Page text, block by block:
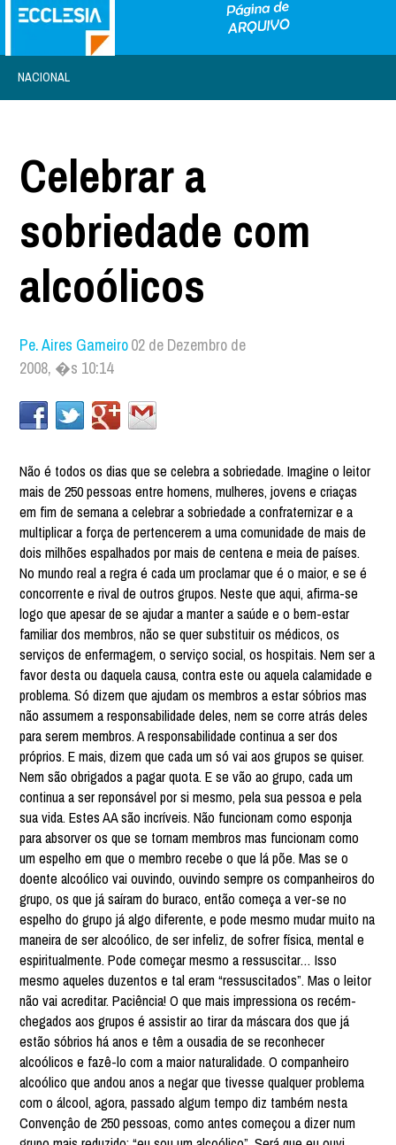
NACIONAL
Celebrar a
sobriedade com
alcoólicos
Pe. Aires Gameiro02 de Dezembro de
2008, �s 10:14
Não é todos os dias que se celebra a sobriedade. Imagine o leitor
mais de 250 pessoas entre homens, mulheres, jovens e criaças
em fim de semana a celebrar a sobriedade a confraternizar e a
multiplicar a força de pertencerem a uma comunidade de mais de
dois milhões espalhados por mais de centena e meia de países.
No mundo real a regra é cada um proclamar que é o maior, e se é
concorrente e rival de outros grupos. Neste que aqui, afirma-se
logo que apesar de se ajudar a manter a saúde e o bem-estar
familiar dos membros, não se quer substituir os médicos, os
serviços de enfermagem, o serviço social, os hospitais. Nem ser a
favor desta ou daquela causa, contra este ou aquela calamidade e
problema. Só dizem que ajudam os membros a estar sóbrios mas
não assumem a responsabilidade deles, nem se corre atrás deles
para serem membros. A responsabilidade continua a ser dos
próprios. E mais, dizem que cada um só vai aos grupos se quiser.
Nem são obrigados a pagar quota. E se vão ao grupo, cada um
continua a ser reponsável por si mesmo, pela sua pessoa e pela
sua vida. Estes AA são incríveis. Não funcionam como esponja
para absorver os que se tornam membros mas funcionam como
um espelho em que o membro recebe o que lá põe. Mas se o
doente alcoólico vai ouvindo, ouvindo sempre os companheiros do
grupo, os que já saíram do buraco, então começa a ver-se no
espelho do grupo já algo diferente, e pode mesmo mudar muito na
maneira de ser alcoólico, de ser infeliz, de sofrer física, mental e
espiritualmente. Pode começar mesmo a ressuscitar… Isso
mesmo aqueles duzentos e tal eram “ressuscitados”. Mas o leitor
não vai acreditar. Paciência! O que mais impressiona os recém-
chegados aos grupos é assistir ao tirar da máscara dos que já
estão sóbrios há anos e têm a ousadia de se reconhecer
alcoólicos e fazê-lo com a maior naturalidade. O companheiro
alcoólico que andou anos a negar que tivesse qualquer problema
com o álcool, agora, passado algum tempo diz também nesta
Convençâo de 250 pessoas, como antes começou a dizer num